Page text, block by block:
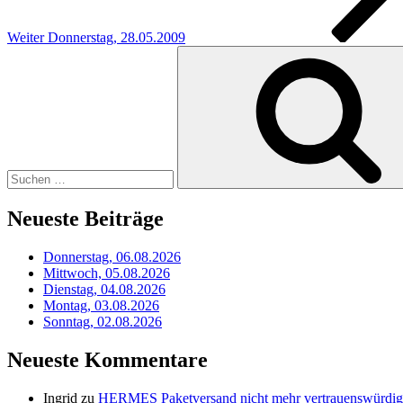
Weiter Donnerstag, 28.05.2009
Neueste Beiträge
Donnerstag, 06.08.2026
Mittwoch, 05.08.2026
Dienstag, 04.08.2026
Montag, 03.08.2026
Sonntag, 02.08.2026
Neueste Kommentare
Ingrid zu HERMES Paketversand nicht mehr vertrauenswürdig